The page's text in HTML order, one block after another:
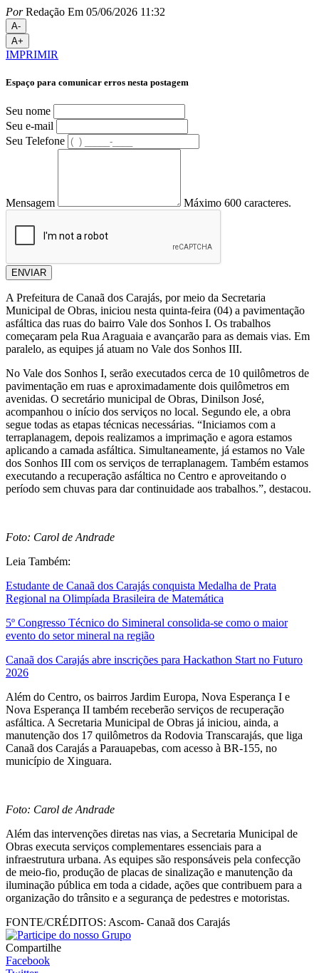
PorRedação Em 05/06/2026 11:32
A-
A+
IMPRIMIR
Espaço para comunicar erros nesta postagem
Seu nome
Seu e-mail
Seu Telefone
Mensagem Máximo 600 caracteres.
ENVIAR
A Prefeitura de Canaã dos Carajás, por meio da Secretaria
Municipal de Obras, iniciou nesta quinta-feira (04) a pavimentação
asfáltica das ruas do bairro Vale dos Sonhos I. Os trabalhos
começaram pela Rua Araguaia e avançarão para as demais vias. Em
paralelo, as equipes já atuam no Vale dos Sonhos III.
No Vale dos Sonhos I, serão executados cerca de 10 quilômetros de
pavimentação em ruas e aproximadamente dois quilômetros em
avenidas. O secretário municipal de Obras, Dinilson José,
acompanhou o início dos serviços no local. Segundo ele, a obra
segue todas as etapas técnicas necessárias. “Iniciamos com a
terraplanagem, depois realizamos a imprimação e agora estamos
aplicando a camada asfáltica. Simultaneamente, já estamos no Vale
dos Sonhos III com os serviços de terraplanagem. Também estamos
executando a recuperação asfáltica no Centro e aproveitando o
período sem chuvas para dar continuidade aos trabalhos.”, destacou.
Foto: Carol de Andrade
Leia Também:
Estudante de Canaã dos Carajás conquista Medalha de Prata
Regional na Olimpíada Brasileira de Matemática
5º Congresso Técnico do Simineral consolida-se como o maior
evento do setor mineral na região
Canaã dos Carajás abre inscrições para Hackathon Start no Futuro
2026
Além do Centro, os bairros Jardim Europa, Nova Esperança I e
Nova Esperança II também receberão serviços de recuperação
asfáltica. A Secretaria Municipal de Obras já iniciou, ainda, a
manutenção dos 17 quilômetros da Rodovia Transcarajás, que liga
Canaã dos Carajás a Parauapebas, com acesso à BR-155, no
município de Xinguara.
Foto: Carol de Andrade
Além das intervenções diretas nas vias, a Secretaria Municipal de
Obras executa serviços complementares essenciais para a
infraestrutura urbana. As equipes são responsáveis pela confecção
de meio-fio, produção de placas de sinalização e manutenção da
iluminação pública em toda a cidade, ações que contribuem para a
organização do trânsito e a segurança de pedestres e motoristas.
FONTE/CRÉDITOS: Ascom- Canaã dos Carajás
Compartilhe
Facebook